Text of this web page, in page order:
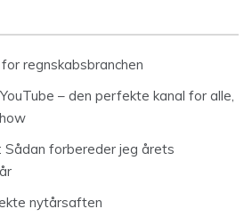
regnskabsbranchen
– den perfekte kanal for alle,
Sådan forbereder jeg årets
nytårsaften